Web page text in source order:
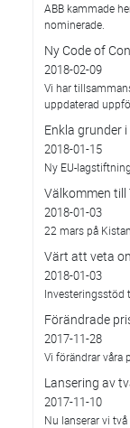
ABB kammade
nominerade.
Ny Code of
2018-02-09
Vi har
uppdaterad
Enkla grunder
2018-01-15
Ny EU-
Välkommen till
2018-01-03
22 mars på
Värt att veta
2018-01-03
Investeringsstöd
Förändrade
2017-11-28
Vi förändrar våra
Lansering av
2017-11-10
Nu lanserar vi